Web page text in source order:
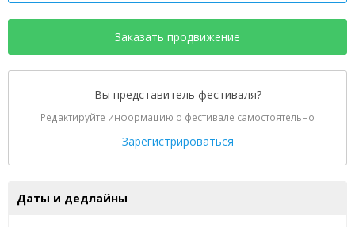
Заказать продвижение
Вы представитель фестиваля?
Редактируйте информацию о фестивале самостоятельно
Зарегистрироваться
Даты и дедлайны